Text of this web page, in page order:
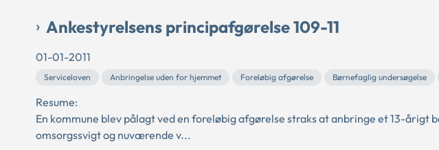
Ankestyrelsens principafgørelse 109-11
01-01-2011
Serviceloven Anbringelse uden for hjemmet Foreløbig afgørelse Børnefaglig undersøgelse
Resume:
En kommune blev pålagt ved en foreløbig afgørelse straks at anbringe et 13-årigt
omsorgssvigt og nuværende v...